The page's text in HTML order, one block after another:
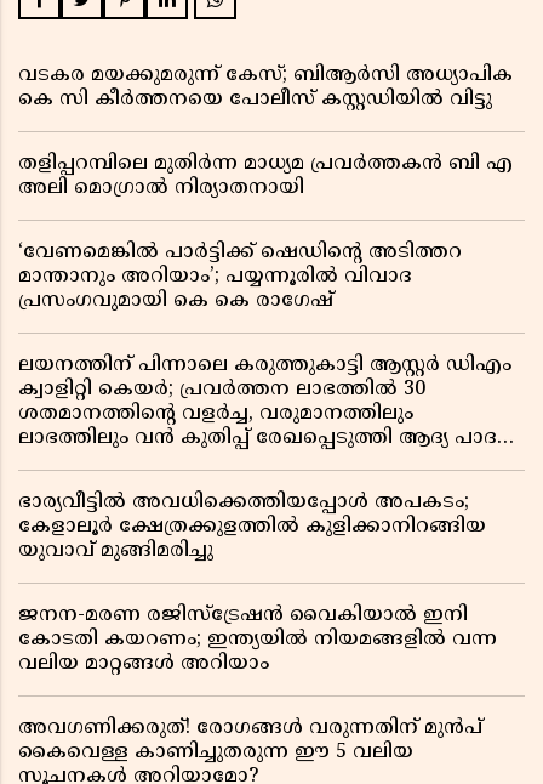
വടകര മയക്കുമരുന്ന് കേസ്; ബിആർസി അധ്യാപിക
കെ സി കീർത്തനയെ പോലീസ് കസ്റ്റഡിയിൽ വിട്ടു
തളിപ്പറമ്പിലെ മുതിർന്ന മാധ്യമ പ്രവർത്തകൻ ബി എ
അലി മൊഗ്രാൽ നിര്യാതനായി
‘വേണമെങ്കിൽ പാർട്ടിക്ക് ഷെഡിൻ്റെ അടിത്തറ
മാന്താനും അറിയാം’; പയ്യന്നൂരിൽ വിവാദ
പ്രസംഗവുമായി കെ കെ രാഗേഷ്
ലയനത്തിന് പിന്നാലെ കരുത്തുകാട്ടി ആസ്റ്റർ ഡിഎം
ക്വാളിറ്റി കെയർ; പ്രവർത്തന ലാഭത്തിൽ 30
ശതമാനത്തിൻ്റെ വളർച്ച, വരുമാനത്തിലും
ലാഭത്തിലും വൻ കുതിപ്പ് രേഖപ്പെടുത്തി ആദ്യ പാദ
ഭാര്യവീട്ടിൽ അവധിക്കെത്തിയപ്പോൾ അപകടം;
കേളാലൂർ ക്ഷേത്രക്കുളത്തിൽ കുളിക്കാനിറങ്ങിയ
യുവാവ് മുങ്ങിമരിച്ചു
ജനന-മരണ രജിസ്ട്രേഷൻ വൈകിയാൽ ഇനി
കോടതി കയറണം; ഇന്ത്യയിൽ നിയമങ്ങളിൽ വന്ന
വലിയ മാറ്റങ്ങൾ അറിയാം
അവഗണിക്കരുത്! രോഗങ്ങൾ വരുന്നതിന് മുൻപ്
കൈവെള്ള കാണിച്ചുതരുന്ന ഈ 5 വലിയ
സൂചനകൾ അറിയാമോ?